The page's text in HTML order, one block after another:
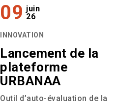
09 juin
26
INNOVATION
Lancement de la
plateforme
URBANAA
Outil d’auto-évaluation de la